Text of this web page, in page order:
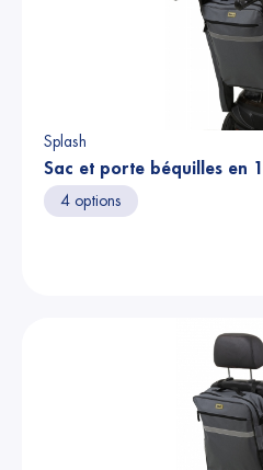
Splash
Sac et porte béquilles en
4 options